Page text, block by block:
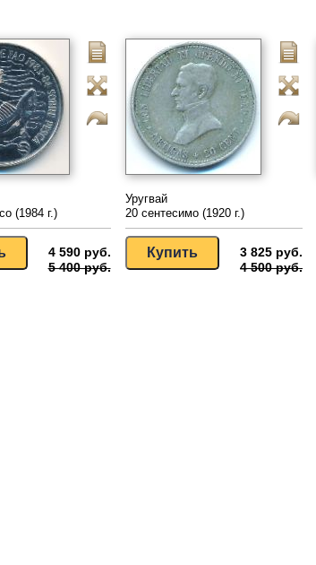
(1984 г.)
4 590 руб.
5 400 руб.
Уругвай
20 сентесимо (1920 г.)
3 825 руб.
4 500 руб.